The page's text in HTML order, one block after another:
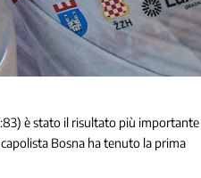
è stato il risultato più importante
Bosna ha tenuto la prima